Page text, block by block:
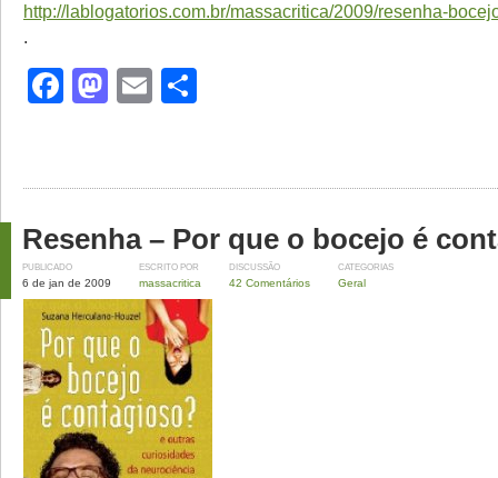
http://lablogatorios.com.br/massacritica/2009/resenha-
.
Facebook
Mastodon
Email
Resenha – Por que o bocejo é
PUBLICADO
6 de jan de 2009
ESCRITO POR
massacritica
DISCUSSÃO
42 Comentários
CATEGORIAS
Geral